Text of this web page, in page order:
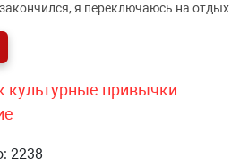
я переключаюсь на отдых.
культурные привычки
2238